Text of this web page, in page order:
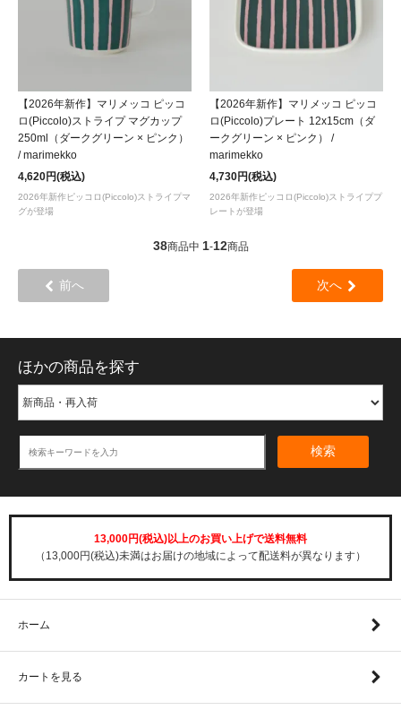
【2026年新作】マリメッコ ピッコ
ロ(Piccolo)ストライプ マグカップ
250ml（ダークグリーン × ピンク）
/ marimekko
4,620円(税込)
2026年新作ピッコロ(Piccolo)ストライプマ
グが登場
【2026年新作】マリメッコ ピッコ
ロ(Piccolo)プレート 12x15cm（ダ
ークグリーン × ピンク） /
marimekko
4,730円(税込)
2026年新作ピッコロ(Piccolo)ストライププ
レートが登場
38商品中 1-12商品
前へ 次へ
ほかの商品を探す
検索
13,000円(税込)以上のお買い上げで送料無料
（13,000円(税込)未満はお届けの地域によって配送料が異なります）
ホーム
カートを見る